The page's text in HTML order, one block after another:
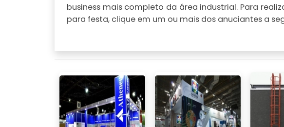
business mais completo da área industrial. Para
para festa, clique em um ou mais dos anuciantes a